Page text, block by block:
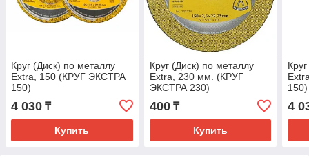
Круг (Диск) по металлу
Extra, 150 (КРУГ ЭКСТРА
150)
4 030 ₸
Купить
Круг (Диск) по металлу
Extra, 230 мм. (КРУГ
ЭКСТРА 230)
400₸
Купить
150)
4